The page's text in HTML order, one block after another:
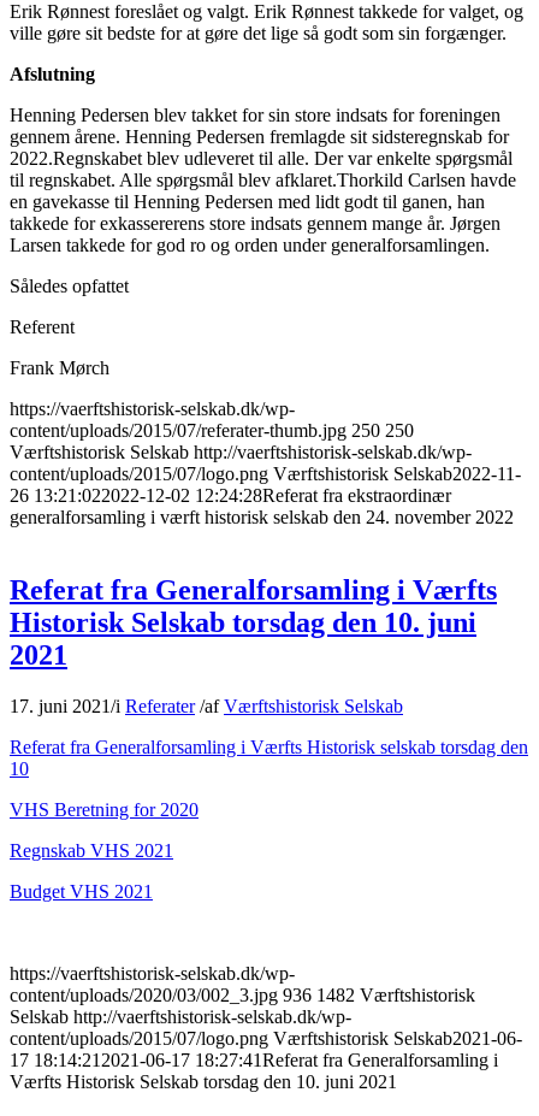
Erik Rønnest foreslået og valgt. Erik Rønnest takkede for valget, og
ville gøre sit bedste for at gøre det lige så godt som sin forgænger.
Afslutning
Henning Pedersen blev takket for sin store indsats for foreningen
gennem årene. Henning Pedersen fremlagde sit sidsteregnskab for
2022.Regnskabet blev udleveret til alle. Der var enkelte spørgsmål
til regnskabet. Alle spørgsmål blev afklaret.Thorkild Carlsen havde
en gavekasse til Henning Pedersen med lidt godt til ganen, han
takkede for exkassererens store indsats gennem mange år. Jørgen
Larsen takkede for god ro og orden under generalforsamlingen.
Således opfattet
Referent
Frank Mørch
https://vaerftshistorisk-selskab.dk/wp-
content/uploads/2015/07/referater-thumb.jpg 250 250
Værftshistorisk Selskab http://vaerftshistorisk-selskab.dk/wp-
content/uploads/2015/07/logo.png Værftshistorisk Selskab2022-11-
26 13:21:022022-12-02 12:24:28Referat fra ekstraordinær
generalforsamling i værft historisk selskab den 24. november 2022
Referat fra Generalforsamling i Værfts
Historisk Selskab torsdag den 10. juni
2021
17. juni 2021/i Referater /afVærftshistorisk Selskab
Referat fra Generalforsamling i Værfts Historisk selskab torsdag den
10
VHS Beretning for 2020
Regnskab VHS 2021
Budget VHS 2021
https://vaerftshistorisk-selskab.dk/wp-
content/uploads/2020/03/002_3.jpg 936 1482 Værftshistorisk
Selskab http://vaerftshistorisk-selskab.dk/wp-
content/uploads/2015/07/logo.png Værftshistorisk Selskab2021-06-
17 18:14:21 2021-06-17 18:27:41Referat fra Generalforsamling i
Værfts Historisk Selskab torsdag den 10. juni 2021